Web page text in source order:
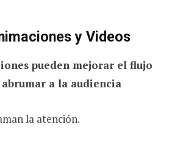
y Videos
pueden mejorar el flujo
a la audiencia
la atención.